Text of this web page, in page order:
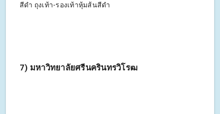
สีดำ ถุงเท้า-รองเท้าหุ้มส้นสีดำ
7) มหาวิทยาลัยศรีนครินทรวิโรฒ